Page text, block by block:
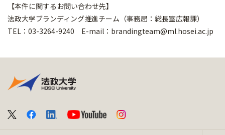
【本件に関するお問い合わせ先】
法政大学ブランディング推進チーム（事務局：総長室広報課）
TEL：03-3264-9240 E-mail：brandingteam@ml.hosei.ac.jp